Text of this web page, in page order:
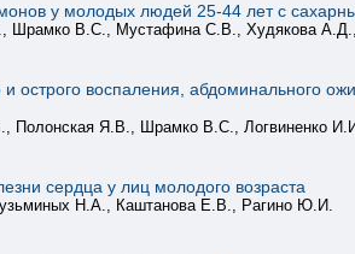
у молодых людей 25-44 лет с
Шрамко В.С., Мустафина С.В., Худякова
острого воспаления, абдоминального
Полонская Я.В., Шрамко В.С., Логвиненко
сердца у лиц молодого возраста
Н.А., Каштанова Е.В., Рагино Ю.И.